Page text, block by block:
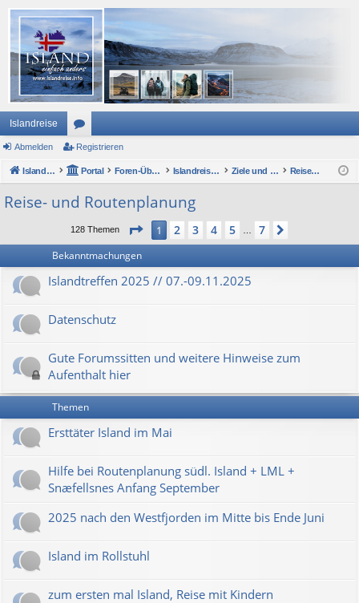
Islandreise
or
en
Abmelden Registrieren
Islandreise Portal Foren-Übersicht Islandreise Forum Ziele und Sehenswertes - im Großen und Kleinen Reise- und Routenplanung
Reise- und Routenplanung
128 Themen Seite 1 von 7
1 2 3 4 5 7
Bekanntmachungen
Islandtreffen 2025 // 07.-09.11.2025
Datenschutz
Gute Forumssitten und weitere Hinweise zum
Aufenthalt hier
Themen
Ersttäter Island im Mai
Hilfe bei Routenplanung südl. Island + LML +
Snæfellsnes Anfang September
2025 nach den Westfjorden im Mitte bis Ende Juni
Island im Rollstuhl
zum ersten mal Island, Reise mit Kindern